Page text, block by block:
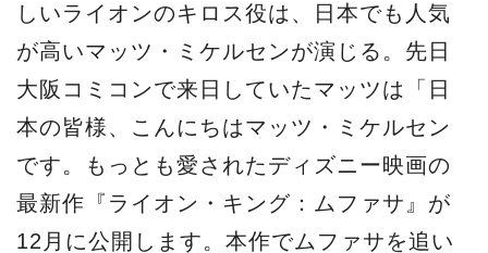
しいライオンのキロス役は、日本でも人気
が高いマッツ・ミケルセンが演じる。先日
大阪コミコンで来日していたマッツは「日
本の皆様、こんにちはマッツ・ミケルセン
です。もっとも愛されたディズニー映画の
最新作『ライオン・キング：ムファサ』が
12月に公開します。本作でムファサを追い